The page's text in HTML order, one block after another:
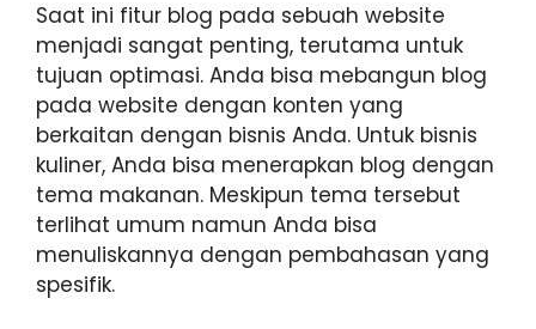
Saat ini fitur blog pada sebuah website
menjadi sangat penting, terutama untuk
tujuan optimasi. Anda bisa mebangun blog
pada website dengan konten yang
berkaitan dengan bisnis Anda. Untuk bisnis
kuliner, Anda bisa menerapkan blog dengan
tema makanan. Meskipun tema tersebut
terlihat umum namun Anda bisa
menuliskannya dengan pembahasan yang
spesifik.